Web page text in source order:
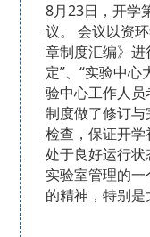
8月23日，开学
议。
会议以资
章制度汇编》
定”、“实验中
验中心工作人员
制度做了修订
检查，保证开
处于良好运行状
实验室管理的
的精神，特别